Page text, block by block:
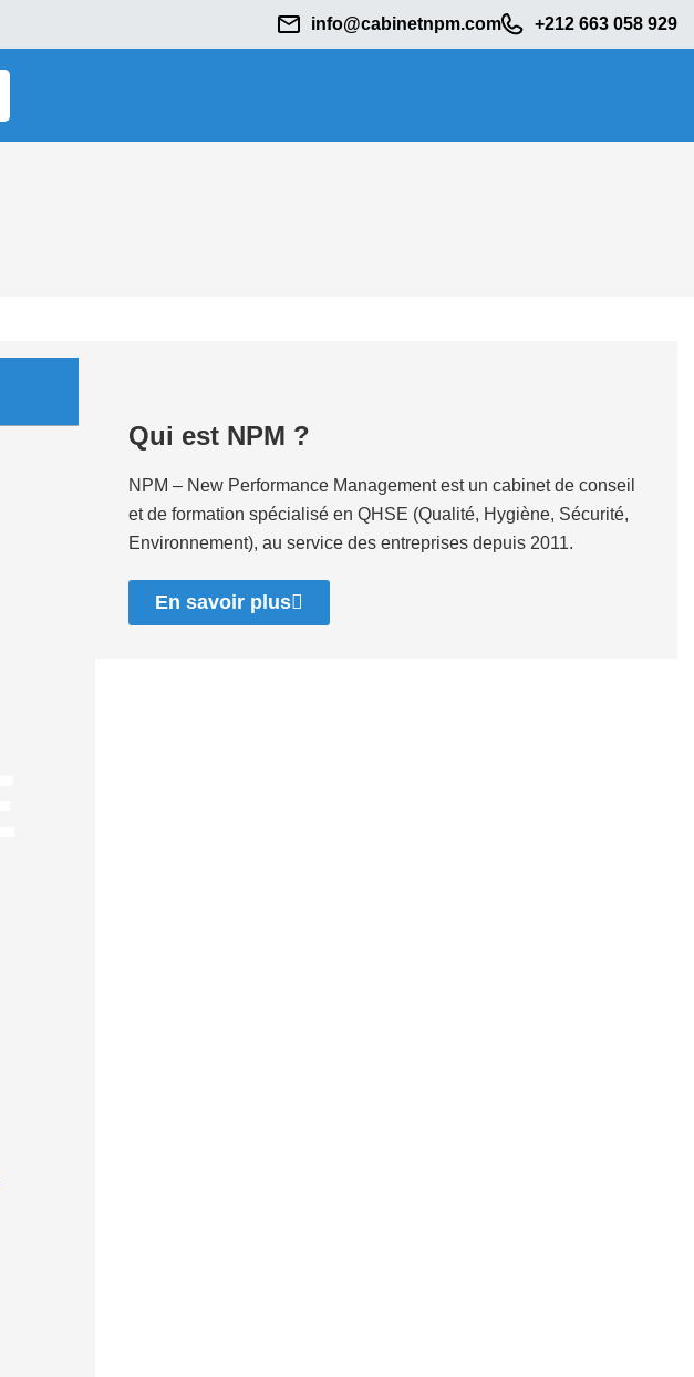
info@cabinetnpm.com +212 663 058 929
Qui est NPM ?
NPM – New Performance Management est un cabinet de conseil
et de formation spécialisé en QHSE (Qualité, Hygiène, Sécurité,
Environnement), au service des entreprises depuis 2011.
En savoir plus